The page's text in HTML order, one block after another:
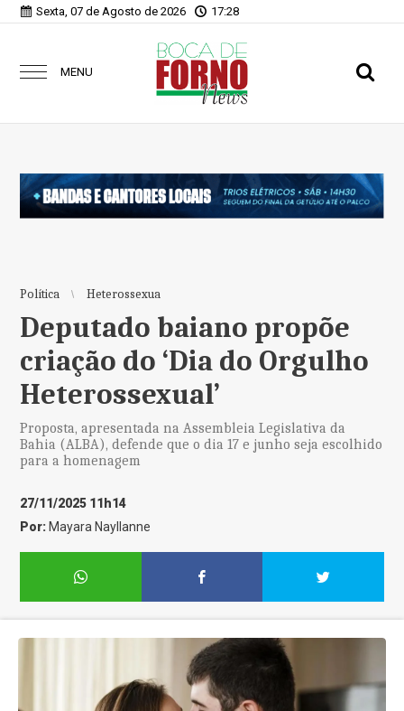
Sexta, 07 de Agosto de 2026 17:28
MENU
Política Heterossexua
Deputado baiano propõe
criação do ‘Dia do Orgulho
Heterossexual’
Proposta, apresentada na Assembleia Legislativa da
Bahia (ALBA), defende que o dia 17 e junho seja escolhido
para a homenagem
27/11/2025 11h14
Por: Mayara Nayllanne